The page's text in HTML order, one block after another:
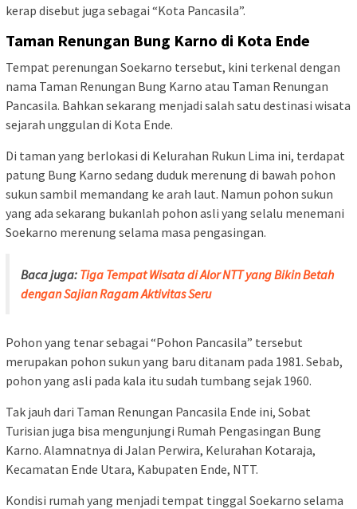
kerap disebut juga sebagai “Kota Pancasila”.
Taman Renungan Bung Karno di Kota Ende
Tempat perenungan Soekarno tersebut, kini terkenal dengan
nama Taman Renungan Bung Karno atau Taman Renungan
Pancasila. Bahkan sekarang menjadi salah satu destinasi wisata
sejarah unggulan di Kota Ende.
Di taman yang berlokasi di Kelurahan Rukun Lima ini, terdapat
patung Bung Karno sedang duduk merenung di bawah pohon
sukun sambil memandang ke arah laut. Namun pohon sukun
yang ada sekarang bukanlah pohon asli yang selalu menemani
Soekarno merenung selama masa pengasingan.
Baca juga: Tiga Tempat Wisata di Alor NTT yang Bikin Betah
dengan Sajian Ragam Aktivitas Seru
Pohon yang tenar sebagai “Pohon Pancasila” tersebut
merupakan pohon sukun yang baru ditanam pada 1981. Sebab,
pohon yang asli pada kala itu sudah tumbang sejak 1960.
Tak jauh dari Taman Renungan Pancasila Ende ini, Sobat
Turisian juga bisa mengunjungi Rumah Pengasingan Bung
Karno. Alamnatnya di Jalan Perwira, Kelurahan Kotaraja,
Kecamatan Ende Utara, Kabupaten Ende, NTT.
Kondisi rumah yang menjadi tempat tinggal Soekarno selama